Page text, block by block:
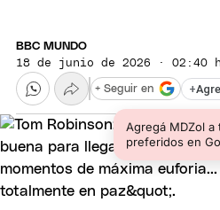
BBC MUNDO
18 de junio de 2026 · 02:40
+
Agregá MDZol a
preferidos en
+ Seguir en